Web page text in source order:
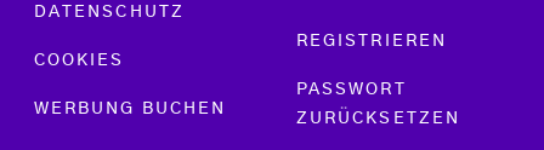
DATENSCHUTZ
COOKIES
WERBUNG BUCHEN
REGISTRIEREN
PASSWORT
ZURÜCKSETZEN